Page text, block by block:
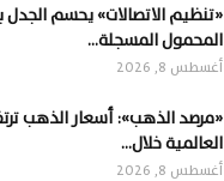
«تنظيم الاتصالات» يحسم
المحمول المسجلة…
أغسطس 8, 2026
العالمية خلال…
أغسطس 8, 2026